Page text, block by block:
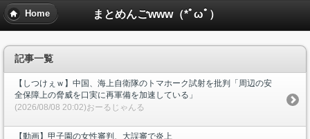
まとめんごwww（*ﾟωﾟ）
Home
記事一覧
【しつけぇｗ】中国、海上自衛隊のトマホーク試射を批判「周辺の安
全保障上の脅威を口実に再軍備を加速している」
(2026/08/08 20:02)おーるじゃんる
【動画】甲子園の女性審判、大誤審で炎上